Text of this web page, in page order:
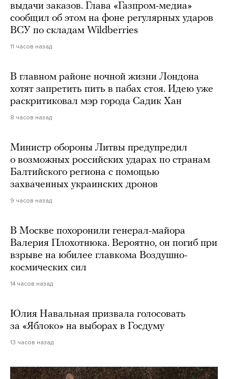
выдачи заказов. Глава «Газпром-медиа»
сообщил об этом на фоне регулярных ударов
ВСУ по складам Wildberries
11 часов назад
В главном районе ночной жизни Лондона
хотят запретить пить в пабах стоя. Идею уже
раскритиковал мэр города Садик Хан
8 часов назад
Министр обороны Литвы предупредил
о возможных российских ударах по странам
Балтийского региона с помощью
захваченных украинских дронов
9 часов назад
В Москве похоронили генерал-майора
Валерия Плохотнюка. Вероятно, он погиб при
взрыве на юбилее главкома Воздушно-
космических сил
14 часов назад
Юлия Навальная призвала голосовать
за «Яблоко» на выборах в Госдуму
13 часов назад